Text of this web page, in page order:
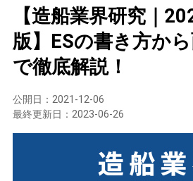
【造船業界研究｜
版】ESの書き方か
で徹底解説！
公開日： 2021-12-06
最終更新日： 2023-06-26